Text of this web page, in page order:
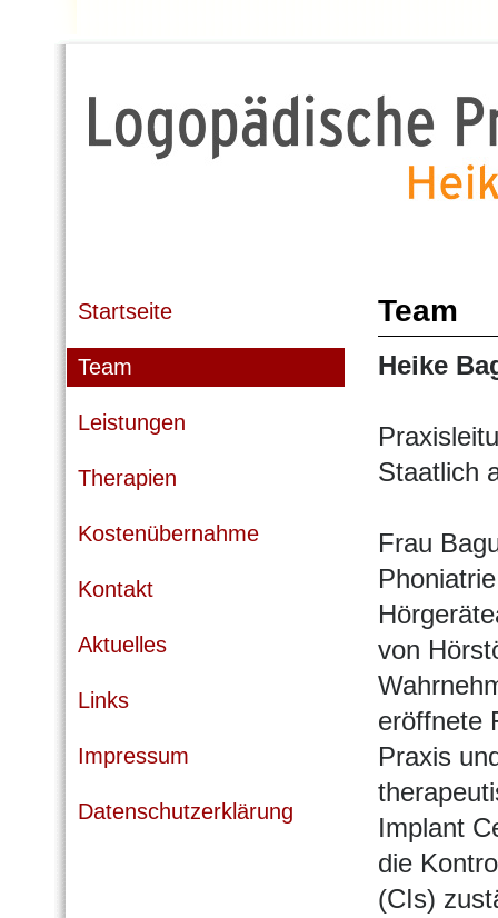
Startseite
Team
Leistungen
Therapien
Kostenübernahme
Kontakt
Aktuelles
Links
Impressum
Datenschutzerklärung
Team
Heike
Staatlich
Frau
von
eröffnete
Praxis
Implant
die
(CIs)